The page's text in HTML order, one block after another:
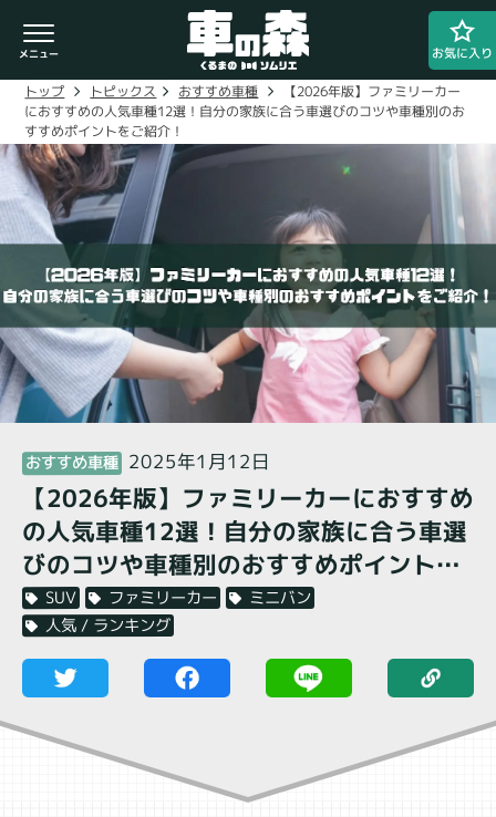
お気に入り
車検・整備のお問い合わせ
0800-080-1777
ご希望の店舗をタップしてください。
車の森
なかもず店 0800-830-3347
閉じる
トップ トピックス おすすめ車種 【2026年版】ファミリーカー
におすすめの人気車種12選！自分の家族に合う車選びのコツや車種別のお
すすめポイントをご紹介！
おすすめ車種 2025年1月12日
【2026年版】ファミリーカーにおすすめ
の人気車種12選！自分の家族に合う車選
びのコツや車種別のおすすめポイントを
ご紹介！
SUV ファミリーカー ミニバン
人気 / ランキング